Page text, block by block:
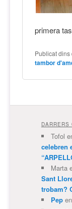
primera
Publicat dins
tambor
DARRERS
Tofol
celebren
Marta
Sant
trobam?
Pepen